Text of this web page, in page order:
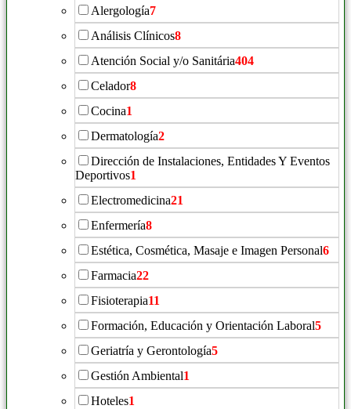
Alergología7
Análisis Clínicos8
Atención Social y/o Sanitária404
Celador8
Cocina1
Dermatología2
Dirección de Instalaciones, Entidades Y Eventos
Deportivos1
Electromedicina21
Enfermería8
Estética, Cosmética, Masaje e Imagen Personal6
Farmacia22
Fisioterapia11
Formación, Educación y Orientación Laboral5
Geriatría y Gerontología5
Gestión Ambiental1
Hoteles1